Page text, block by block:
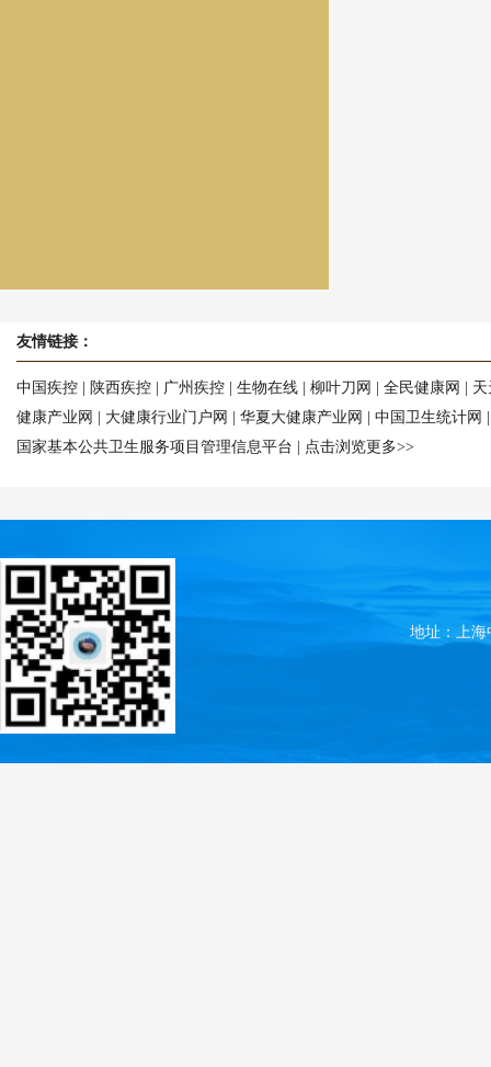
友情链接：
中国疾控 陕西疾控 广州疾控 生物在线 柳叶刀网 全民健康网
健康产业网
大健康行业门户网 华夏大健康产业网 中国卫生统计网
国家基本公共卫生服务项目管理信息平台
点击浏览更多>>
地址：上海